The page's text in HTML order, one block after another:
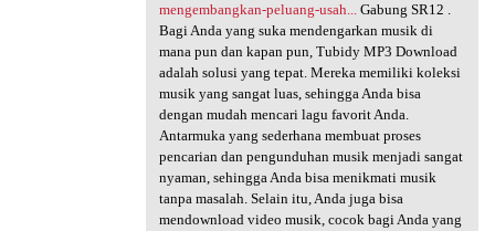
mengembangkan-peluang-usah...Gabung SR12 .
Bagi Anda yang suka mendengarkan musik di
mana pun dan kapan pun, Tubidy MP3 Download
adalah solusi yang tepat. Mereka memiliki koleksi
musik yang sangat luas, sehingga Anda bisa
dengan mudah mencari lagu favorit Anda.
Antarmuka yang sederhana membuat proses
pencarian dan pengunduhan musik menjadi sangat
nyaman, sehingga Anda bisa menikmati musik
tanpa masalah. Selain itu, Anda juga bisa
mendownload video musik, cocok bagi Anda yang